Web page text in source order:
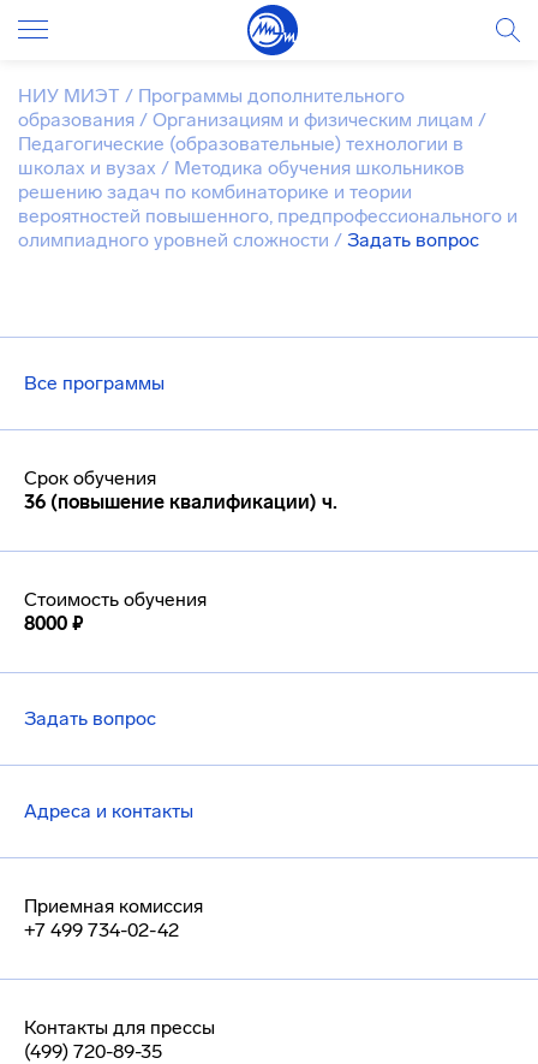
Все программы
Срок обучения
36 (повышение квалификации) ч.
Стоимость обучения
8000 ₽
Задать вопрос
Адреса и контакты
Приемная комиссия
+7 499 734-02-42
Контакты для прессы
(499) 720-89-35
НИУ МИЭТ / Программы дополнительного
образования / Организациям и физическим лицам /
Педагогические (образовательные) технологии в
школах и вузах / Методика обучения школьников
решению задач по комбинаторике и теории
вероятностей повышенного, предпрофессионального и
олимпиадного уровней сложности / Задать вопрос